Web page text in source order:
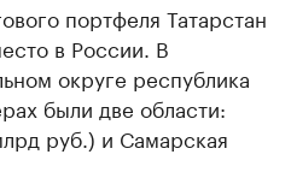
портфеля Татарстан
в России. В
округе республика
были две области:
руб.) и Самарская